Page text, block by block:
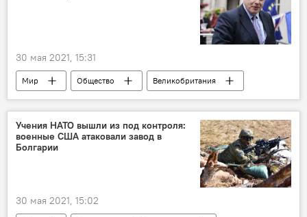
30 мая 2021, 15:31
Мир Общество
Великобритания
свадьба
Борис Джонсон
Учения НАТО вышли из под контроля:
военные США атаковали завод в
Болгарии
30 мая 2021, 15:02